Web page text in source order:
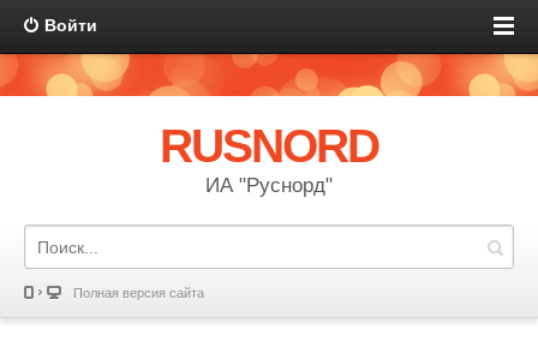
Войти
RUSNORD
ИА "Руснорд"
Полная версия сайта